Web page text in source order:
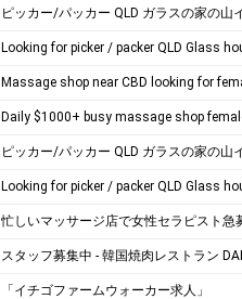
ピッカー/パッカー QLD ガラスの家の山
Looking for picker / packer QLD Glass
Massage shop near CBD looking for
Daily $1000+ busy massage shop
ピッカー/パッカー QLD ガラスの家の山
Looking for picker / packer QLD Glass
忙しいマッサージ店で女性セラピスト急
スタッフ募集中 - 韓国焼肉レストラン
「イチゴファームウォーカー求人」